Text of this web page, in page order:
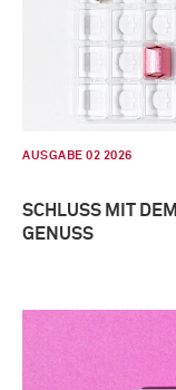
AUSGABE 02 2026
SCHLUSS MIT DEM
GENUSS